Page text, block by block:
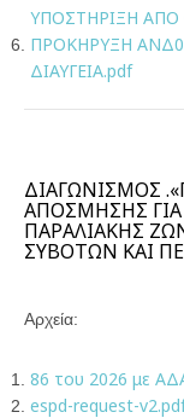
ΥΠΟΣΤΗΡΙΞΗ ΑΠΟ
ΠΡΟΚΗΡΥΞΗ
ΔΙΑΥΓΕΙΑ.pdf
ΔΙΑΓΩΝΙΣΜΟΣ
ΑΠΟΣΜΗΣΗΣ
ΠΑΡΑΛΙΑΚΗΣ
ΣΥΒΟΤΩΝ ΚΑΙ
Αρχεία:
86 του 2026 με
espd-request-